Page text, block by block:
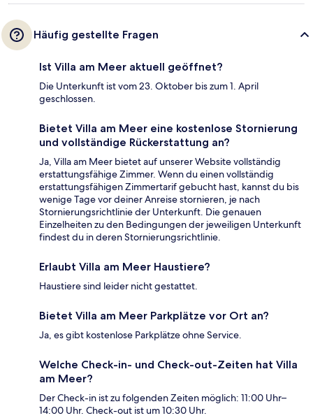
Häufig gestellte Fragen
Ist Villa am Meer aktuell geöffnet?
Die Unterkunft ist vom 23. Oktober bis zum 1. April
geschlossen.
Bietet Villa am Meer eine kostenlose Stornierung
und vollständige Rückerstattung an?
Ja, Villa am Meer bietet auf unserer Website vollständig
erstattungsfähige Zimmer. Wenn du einen vollständig
erstattungsfähigen Zimmertarif gebucht hast, kannst du bis
wenige Tage vor deiner Anreise stornieren, je nach
Stornierungsrichtlinie der Unterkunft. Die genauen
Einzelheiten zu den Bedingungen der jeweiligen Unterkunft
findest du in deren Stornierungsrichtlinie.
Erlaubt Villa am Meer Haustiere?
Haustiere sind leider nicht gestattet.
Bietet Villa am Meer Parkplätze vor Ort an?
Ja, es gibt kostenlose Parkplätze ohne Service.
Welche Check-in- und Check-out-Zeiten hat Villa
am Meer?
Der Check-in ist zu folgenden Zeiten möglich: 11:00 Uhr–
14:00 Uhr. Check-out ist um 10:30 Uhr.